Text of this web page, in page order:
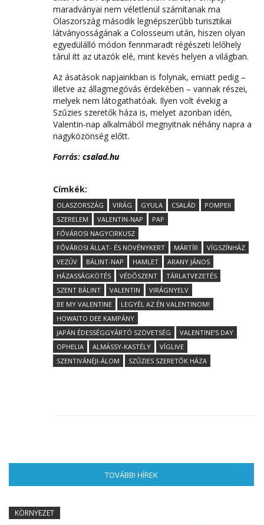
maradványai nem véletlenül számítanak ma
Olaszország második legnépszerűbb turisztikai
látványosságának a Colosseum után, hiszen olyan
egyedülálló módon fennmaradt régészeti lelőhely
tárul itt az utazók elé, mint kevés helyen a világban.
Az ásatások napjainkban is folynak, emiatt pedig –
illetve az állagmegóvás érdekében – vannak részei,
melyek nem látogathatóak. Ilyen volt évekig a
Szűzies szeretők háza is, melyet azonban idén,
Valentin-nap alkalmából megnyitnak néhány napra a
nagyközönség előtt.
Forrás: csalad.hu
Címkék:
OLASZORSZÁG VIRÁG GYULA CSALÁD
POMPEII
SZERELEM
VALENTIN-NAP
PAP
FŐVÁROSI NAGYCIRKUSZ
FŐVÁROSI ÁLLAT- ÉS NÖVÉNYKERT
MÁRTÍR
VÍGSZÍNHÁZ
VEZÚV
BÁLINT-NAP HAMLET
ARANY JÁNOS
HÁZASSÁGKÖTÉS
VÉDŐSZENT
TÁRLATVEZETÉS
SZENT BÁLINT
VALENTIN
VIRÁGNYELV
BE MY VALENTINE
LEGYÉL AZ ÉN VALENTINOM!
HOWAITO DEE KAMPÁNY
JAPÁN ÉDESSÉGGYÁRTÓ SZÖVETSÉG
VALENTINE’S DAY
OPHELIA
ALMÁSSY-KASTÉLY
VÍGLIVE
SZENTIVÁNÉJI-ÁLOM
SZŰZIES SZERETŐK HÁZA
TOVÁBBI HÍREK
KÖRNYEZET